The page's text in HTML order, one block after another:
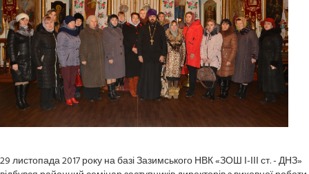
29 листопада 2017 року на базі Зазимського НВК «ЗОШ І-ІІІ ст. - ДНЗ»